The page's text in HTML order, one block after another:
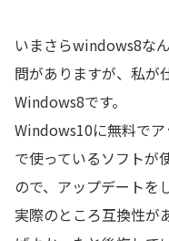
いまさらwindows8な
問がありますが、私が
Windows8です。
Windows10に無料で
で使っているソフトが
ので、アップデートを
実際のところ互換性が